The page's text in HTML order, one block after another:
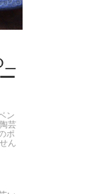
ン
陶芸
ポ
ん